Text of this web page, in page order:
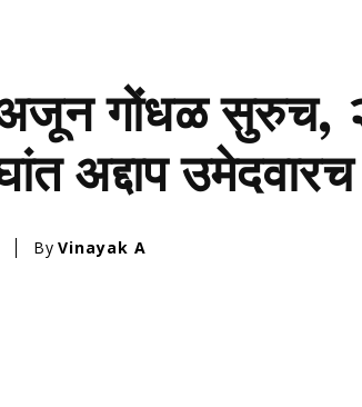
गोंधळ सुरुच,
अद्दाप उमेदवारच
By Vinayak A